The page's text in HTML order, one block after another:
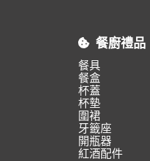
餐廚禮品
餐具
餐盒
杯蓋
杯墊
圍裙
牙籤座
開瓶器
紅酒配件